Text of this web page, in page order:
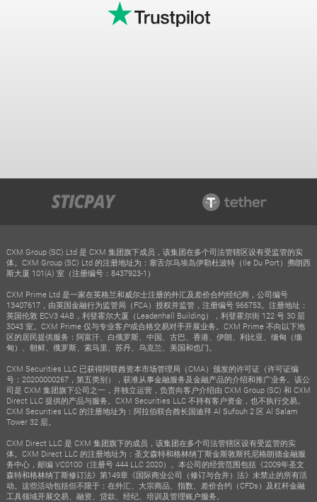
CXM Group (SC) Ltd 是 CXM 集团旗下成员，该集团在多个司法管辖区设有受监管的实
体。CXM Group (SC) Ltd 的注册地址为：塞舌尔马埃岛伊勒杜波特（Ile Du Port）弗朗西
斯大厦 101(A) 室（注册编号：8437923-1）
CXM Prime Ltd 是一家在英格兰和威尔士注册的外汇及差价合约经纪商，公司编号
13407617，由英国金融行为监管局（FCA）授权并监管，注册编号 966753。注册地址：
英国伦敦 ECV3 4AB，利登霍尔大厦（Leadenhall Building），利登霍尔街 122 号 30 层
3043 室。CXM Prime 仅与专业客户或合格交易对手开展业务。CXM Prime 不向以下地
区的居民提供服务：阿富汗、白俄罗斯、中国、古巴、香港、伊朗、利比亚、缅甸（缅
甸）、朝鲜、俄罗斯、索马里、苏丹、乌克兰、美国和也门。
CXM Securities LLC 已获得阿联酋资本市场管理局（CMA）颁发的许可证（许可证编
号：20200000267，第五类别），获准从事金融服务及金融产品的介绍和推广业务。该公
司是 CXM 集团旗下公司之一，并独立运营，负责向客户介绍由 CXM Group (SC) 和 CXM
Direct LLC 提供的产品与服务。CXM Securities LLC 不持有客户资金，也不执行交易。
CXM Securities LLC 的注册地址为：阿拉伯联合酋长国迪拜 Al Sufouh 2 区 Al Salam
Tower 32 层。
CXM Direct LLC 是 CXM 集团旗下的成员，该集团在多个司法管辖区设有受监管的实
体。CXM Direct LLC 的注册地址为：圣文森特和格林纳丁斯金斯敦斯托尼格朗德金融服
务中心，邮编 VC0100（注册号 444 LLC 2020）。本公司的经营范围包括《2009年圣文
森特和格林纳丁斯修订法》第149章《国际商业公司（修订与合并）法》未禁止的所有活
动。这些活动包括但不限于：在外汇、大宗商品、指数、差价合约（CFDs）及杠杆金融
工具领域开展交易、融资、贷款、经纪、培训及管理账户服务。